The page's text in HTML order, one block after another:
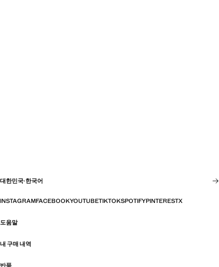
대한민국·한국어
INSTAGRAMFACEBOOKYOUTUBETIKTOKSPOTIFYPINTERESTX
도움말
내 구매 내역